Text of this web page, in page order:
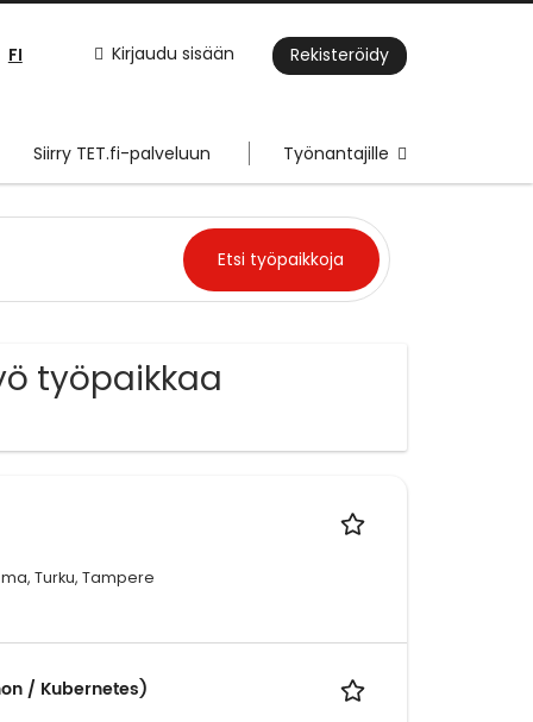
Kirjaudu sisään Rekisteröidy
FI
Siirry TET.fi-palveluun Työnantajille
työpaikkaa
Turku, Tampere
/ Kubernetes)